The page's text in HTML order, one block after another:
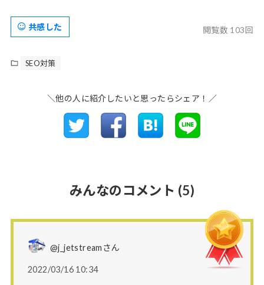
閲覧数 103回
共感した
SEO対策
＼他の人に紹介したいと思ったらシェア！／
みんなのコメント (5)
@j_jetstreamさん
2022/03/16 10:34